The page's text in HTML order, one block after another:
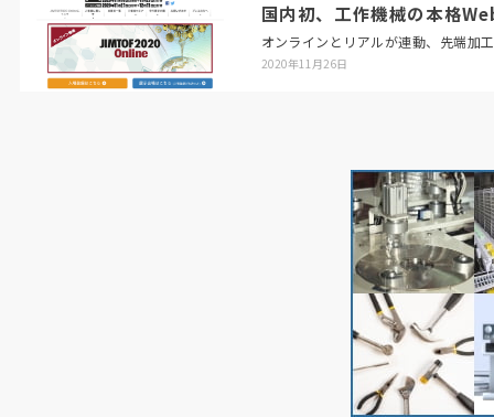
国内初、工作機械の本格
オンラインとリアルが連動、先端加
2020年11月26日